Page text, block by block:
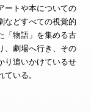
ートや本についての
などすべての視覚的
「物語」を集める古
、劇場へ行き、その
り追いかけているせ
いる。